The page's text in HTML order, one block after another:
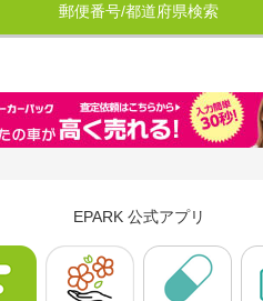
郵便番号/都道府県検索